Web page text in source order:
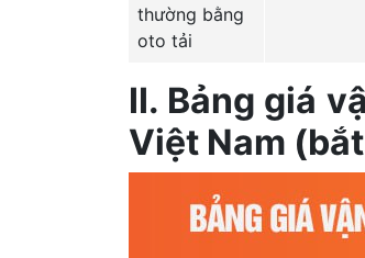
thường bằng
oto tải
II. Bảng giá
Việt Nam